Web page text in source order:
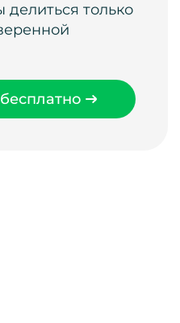
делиться только